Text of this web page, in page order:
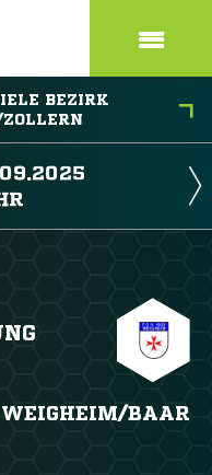
BEZIRK
WEIGHEIM/​BAAR